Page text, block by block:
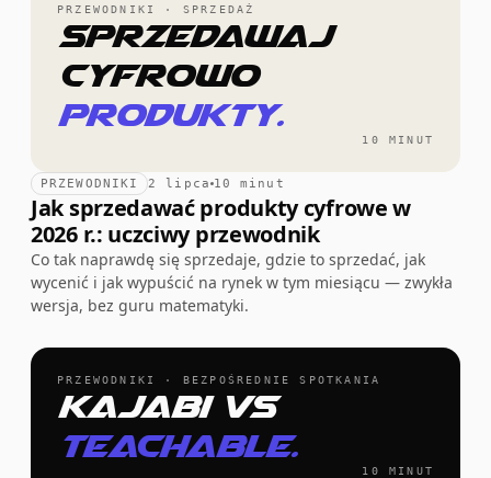
PRZEWODNIKI · SPRZEDAŻ
Sprzedawaj
cyfrowo
produkty.
10 MINUT
PRZEWODNIKI 2 lipca 10 minut
Jak sprzedawać produkty cyfrowe w
2026 r.: uczciwy przewodnik
Co tak naprawdę się sprzedaje, gdzie to sprzedać, jak
wycenić i jak wypuścić na rynek w tym miesiącu — zwykła
wersja, bez guru matematyki.
PRZEWODNIKI · BEZPOŚREDNIE SPOTKANIA
Kajabi vs
Teachable.
10 MINUT